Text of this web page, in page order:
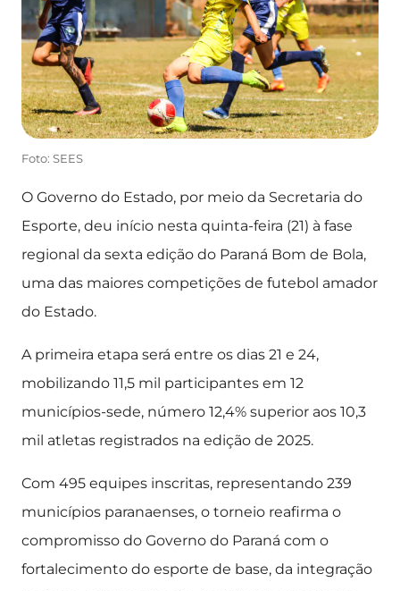
Foto: SEES
O Governo do Estado, por meio da Secretaria do
Esporte, deu início nesta quinta-feira (21) à fase
regional da sexta edição do Paraná Bom de Bola,
uma das maiores competições de futebol amador
do Estado.
A primeira etapa será entre os dias 21 e 24,
mobilizando 11,5 mil participantes em 12
municípios-sede, número 12,4% superior aos 10,3
mil atletas registrados na edição de 2025.
Com 495 equipes inscritas, representando 239
municípios paranaenses, o torneio reafirma o
compromisso do Governo do Paraná com o
fortalecimento do esporte de base, da integração